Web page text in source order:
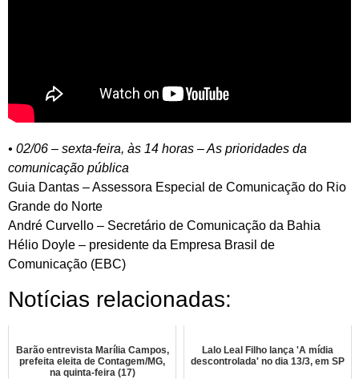
• 02/06 – sexta-feira, às 14 horas – As prioridades da
comunicação pública
Guia Dantas – Assessora Especial de Comunicação do Rio
Grande do Norte
André Curvello – Secretário de Comunicação da Bahia
Hélio Doyle – presidente da Empresa Brasil de
Comunicação (EBC)
Notícias relacionadas:
Barão entrevista Marília Campos,
prefeita eleita de Contagem/MG,
na quinta-feira (17)
Lalo Leal Filho lança 'A mídia
descontrolada' no dia 13/3, em SP